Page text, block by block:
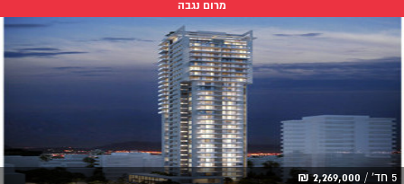
מרום נגבה
5 חד' / 2,269,000 ₪